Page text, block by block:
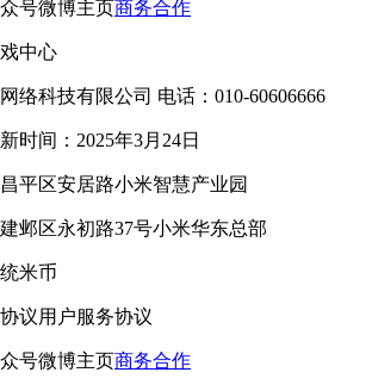
号微博主页商务合作
中心
络科技有限公司 电话：010-60606666
时间：2025年3月24日
平区安居路小米智慧产业园
邺区永初路37号小米华东总部
米币
议用户服务协议
号微博主页商务合作